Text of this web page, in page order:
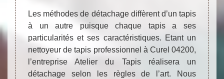
Les méthodes de détachage diffèrent d’un tapis
à un autre puisque chaque tapis a ses
particularités et ses caractéristiques. Etant un
nettoyeur de tapis professionnel à Curel 04200,
l’entreprise Atelier du Tapis réalisera un
détachage selon les règles de l’art. Nous